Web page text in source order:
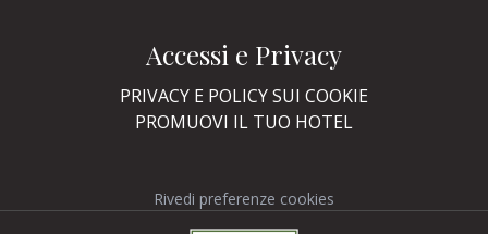
Accessi e Privacy
PRIVACY E POLICY SUI COOKIE
PROMUOVI IL TUO HOTEL
Rivedi preferenze cookies